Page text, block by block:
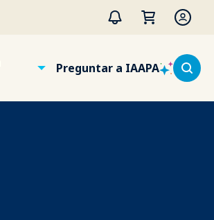
Preguntar a IAAPA